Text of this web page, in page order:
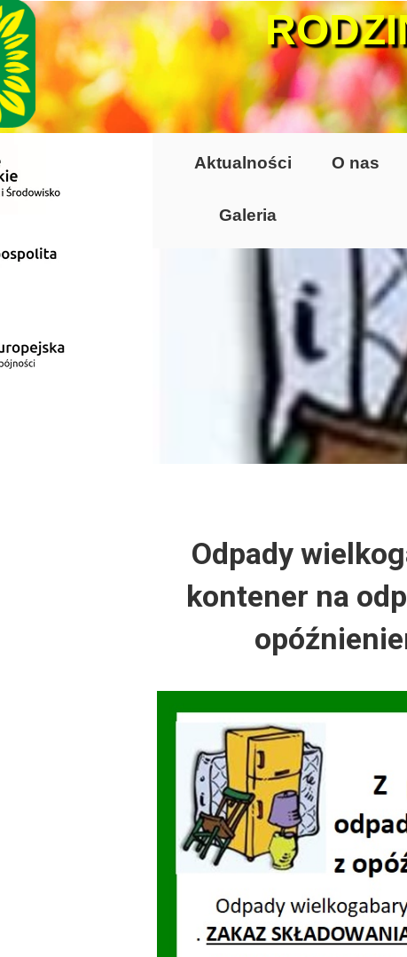
Galeria
Lata 70-te, lata
Altany lata 70-te,
Dzień Działkowca
Dzień Działkowca
Dzień Działkowca
Dzień Działkowca
Dzień Działkowca
Dzień Działkowca
Dzień Działkowca
Dzień Działkowca
Dzień Działkowca
Aktualności O nas
Odpady
kontener na